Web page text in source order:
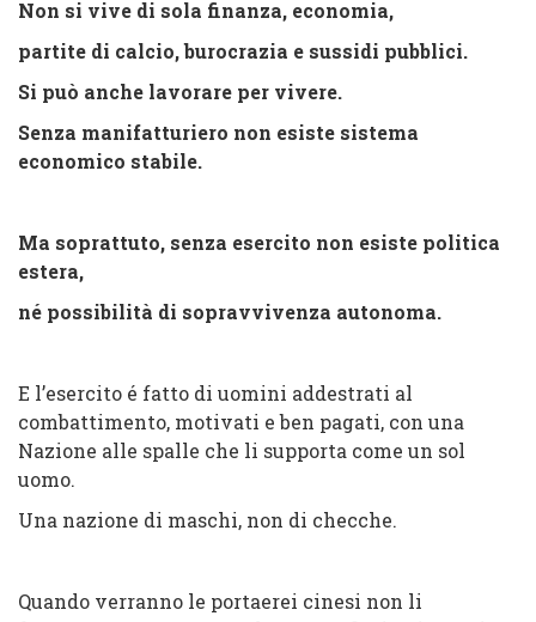
Non si vive di sola finanza, economia,
partite di calcio, burocrazia e sussidi pubblici.
Si può anche lavorare per vivere.
Senza manifatturiero non esiste sistema
economico stabile.
Ma soprattuto, senza esercito non esiste politica
estera,
né possibilità di sopravvivenza autonoma.
E l’esercito é fatto di uomini addestrati al
combattimento, motivati e ben pagati, con una
Nazione alle spalle che li supporta come un sol
uomo.
Una nazione di maschi, non di checche.
Quando verranno le portaerei cinesi non li